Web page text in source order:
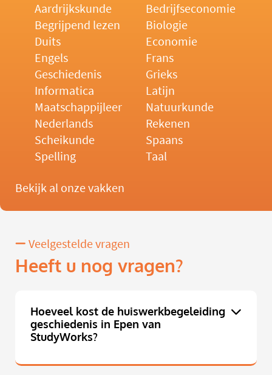
Aardrijkskunde
Bedrijfseconomie
Begrijpend lezen
Biologie
Duits
Economie
Engels
Frans
Geschiedenis
Grieks
Informatica
Latijn
Maatschappijleer
Natuurkunde
Nederlands
Rekenen
Scheikunde
Spaans
Spelling
Taal
Bekijk al onze vakken
Veelgestelde vragen
Heeft u nog vragen?
Hoeveel kost de huiswerkbegeleiding
geschiedenis in Epen van
StudyWorks?